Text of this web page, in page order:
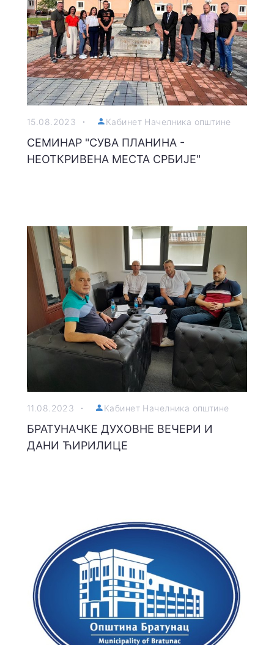
15.08.2023 Кабинет Начелника општине
СЕМИНАР "СУВА ПЛАНИНА -
НЕОТКРИВЕНА МЕСТА СРБИЈЕ"
11.08.2023 Кабинет Начелника општине
БРАТУНАЧКЕ ДУХОВНЕ ВЕЧЕРИ И
ДАНИ ЋИРИЛИЦЕ